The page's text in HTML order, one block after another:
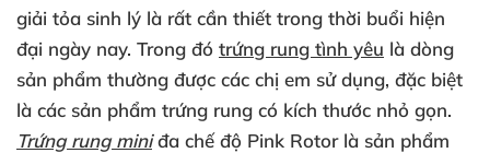
giải tỏa sinh lý là rất cần thiết trong thời buổi hiện
đại ngày nay. Trong đó trứng rung tình yêu là dòng
sản phẩm thường được các chị em sử dụng, đặc biệt
là các sản phẩm trứng rung có kích thước nhỏ gọn.
Trứng rung miniđa chế độ Pink Rotor là sản phẩm